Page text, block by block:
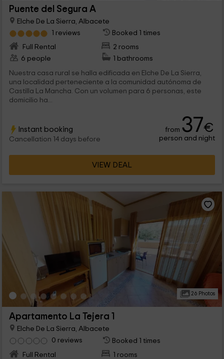
Puente del Segura A
Elche De La Sierra, Albacete
1 reviews
Booked 1 times
Full Rental
2 rooms
6 people
1 bathrooms
Nuestra casa rural se halla edificada en Elche De La Sierra,
una localidad perteneciente a la comunidad autónoma de
Castilla La Mancha. Con un volumen para 6 personas, este
domicilio ha...
Instant booking
Cancellation 14 days before
from 37€
person and night
VIEW DEAL
26 Photos
Apartamento La Tejera 1
Elche De La Sierra, Albacete
0 reviews
Booked 1 times
Full Rental
1 rooms